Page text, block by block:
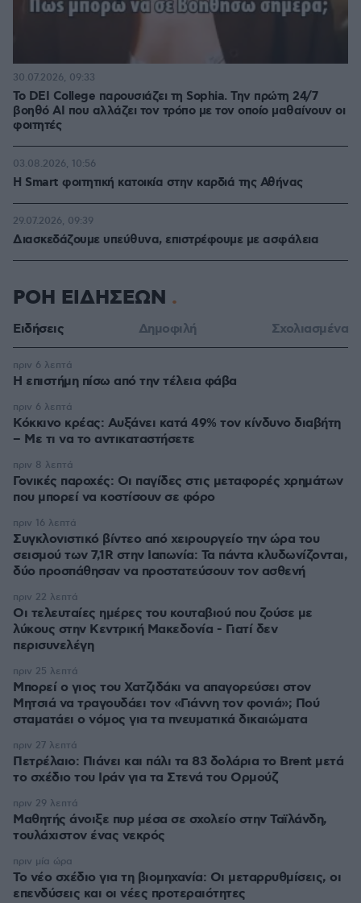
Το DEI College παρουσιάζει τη Sophia. Την πρώτη 24/7
βοηθό AI που αλλάζει τον τρόπο με τον οποίο μαθαίνουν οι
φοιτητές
30.07.2026, 09:33
Η Smart φοιτητική κατοικία στην καρδιά της Αθήνας
03.08.2026, 10:56
Διασκεδάζουμε υπεύθυνα, επιστρέφουμε με ασφάλεια
29.07.2026, 09:39
ΡΟΗ ΕΙΔΗΣΕΩΝ
Ειδήσεις Δημοφιλή Σχολιασμένα
Η επιστήμη πίσω από την τέλεια φάβα
πριν 6 λεπτά
Κόκκινο κρέας: Αυξάνει κατά 49% τον κίνδυνο διαβήτη
– Με τι να το αντικαταστήσετε
πριν 6 λεπτά
Γονικές παροχές: Οι παγίδες στις μεταφορές χρημάτων
που μπορεί να κοστίσουν σε φόρο
πριν 8 λεπτά
Συγκλονιστικό βίντεο από χειρουργείο την ώρα του
σεισμού των 7,1R στην Ιαπωνία: Τα πάντα κλυδωνίζονται,
δύο προσπάθησαν να προστατεύσουν τον ασθενή
πριν 16 λεπτά
Οι τελευταίες ημέρες του κουταβιού που ζούσε με
λύκους στην Κεντρική Μακεδονία - Γιατί δεν
περισυνελέγη
πριν 22 λεπτά
Μπορεί ο γιος του Χατζιδάκι να απαγορεύσει στον
Μητσιά να τραγουδάει τον «Γιάννη τον φονιά»; Πού
σταματάει ο νόμος για τα πνευματικά δικαιώματα
πριν 25 λεπτά
Πετρέλαιο: Πιάνει και πάλι τα 83 δολάρια το Brent μετά
το σχέδιο του Ιράν για τα Στενά του Ορμούζ
πριν 27 λεπτά
Μαθητής άνοιξε πυρ μέσα σε σχολείο στην Ταϊλάνδη,
τουλάχιστον ένας νεκρός
πριν 29 λεπτά
Το νέο σχέδιο για τη βιομηχανία: Οι μεταρρυθμίσεις, οι
επενδύσεις και οι νέες προτεραιότητες
πριν μία ώρα